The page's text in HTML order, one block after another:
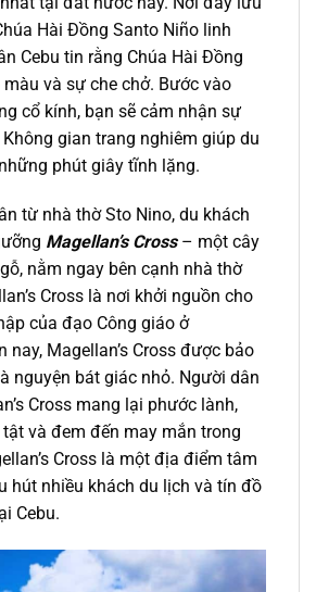
Hài Đồng Santo Niño linh
Cebu tin rằng Chúa Hài Đồng
và sự che chở. Bước vào
cổ kính, bạn sẽ cảm nhận sự
gian trang nghiêm giúp du
phút giây tĩnh lặng.
từ nhà thờ Sto Nino, du khách
Magellan’s Cross – một cây
nằm ngay bên cạnh nhà thờ
Cross là nơi khởi nguồn cho
của đạo Công giáo ở
nay, Magellan’s Cross được bảo
nguyện bát giác nhỏ. Người dân
Cross mang lại phước lành,
và đem đến may mắn trong
Cross là một địa điểm tâm
hút nhiều khách du lịch và tín đồ
Cebu.